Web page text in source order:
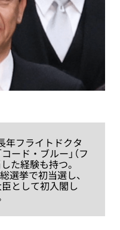
年フライトドクタ
ード・ブルー」（フ
た経験も持つ。
選挙で初当選し、
として初入閣し